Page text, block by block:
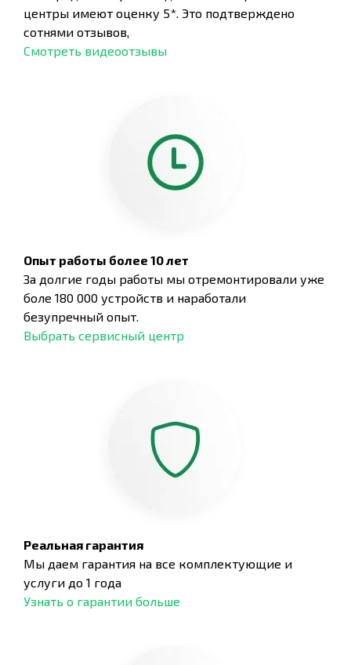
центры имеют оценку 5*. Это подтверждено
сотнями отзывов,
Смотреть видеоотзывы
Опыт работы более 10 лет
За долгие годы работы мы отремонтировали уже
боле 180 000 устройств и наработали
безупречный опыт.
Выбрать сервисный центр
Реальная гарантия
Мы даем гарантия на все комплектующие и
услуги до 1 года
Узнать о гарантии больше